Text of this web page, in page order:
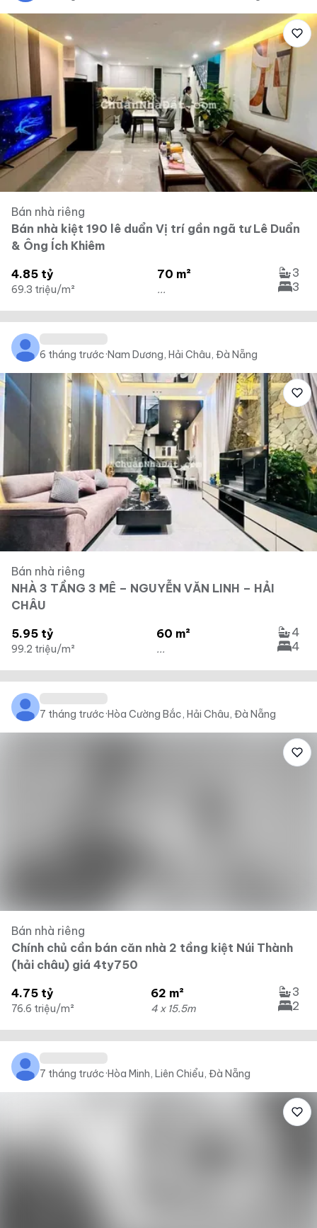
Bán nhà riêng
Bán nhà kiệt 190 lê duẩn Vị trí gần ngã tư Lê Duẩn
& Ông Ích Khiêm
4.85 tỷ
69.3 triệu/m²
70 m²
...
3
3
6 tháng trước·Nam Dương, Hải Châu, Đà Nẵng
Bán nhà riêng
NHÀ 3 TẦNG 3 MÊ – NGUYỄN VĂN LINH – HẢI
CHÂU
5.95 tỷ
99.2 triệu/m²
60 m²
...
4
4
7 tháng trước·Hòa Cường Bắc, Hải Châu, Đà Nẵng
Bán nhà riêng
Chính chủ cần bán căn nhà 2 tầng kiệt Núi Thành
(hải châu) giá 4ty750
4.75 tỷ
76.6 triệu/m²
62 m²
4 x 15.5m
3
2
7 tháng trước·Hòa Minh, Liên Chiểu, Đà Nẵng